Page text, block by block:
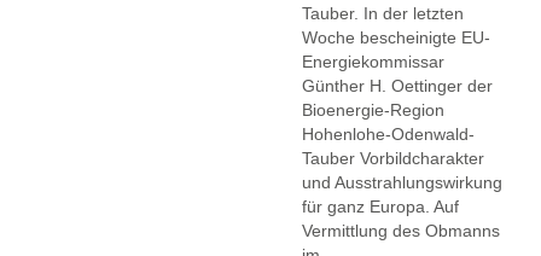
Tauber. In der letzten
Woche bescheinigte EU-
Energiekommissar
Günther H. Oettinger der
Bioenergie-Region
Hohenlohe-Odenwald-
Tauber Vorbildcharakter
und Ausstrahlungswirkung
für ganz Europa. Auf
Vermittlung des Obmanns